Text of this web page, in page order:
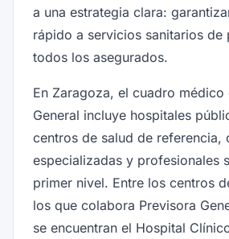
a una estrategia clara:
rápido a servicios sanitarios de
todos los asegurados.
En Zaragoza, el cuadro médico
General incluye hospitales
centros de salud de referencia,
especializadas y profesionales
primer nivel. Entre los centros
los que colabora Previsora
se encuentran el Hospital